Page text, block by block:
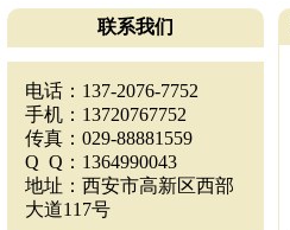
联系我们
电话：137-2076-7752
手机：13720767752
传真：029-88881559
Q Q：1364990043
地址：西安市高新区西部
大道117号